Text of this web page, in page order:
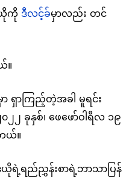
ကို ဒီလင့်ခ်မှာလည်း တင်
။
ာ ရှာကြည့်တဲ့အခါ မူရင်း
၀၂၂ ခုနှစ်၊ ဖေဖော်ဝါရီလ ၁၉
ယ်။
ရဲ့ရည်ညွှန်းစာရဲ့ဘာသာပြန်